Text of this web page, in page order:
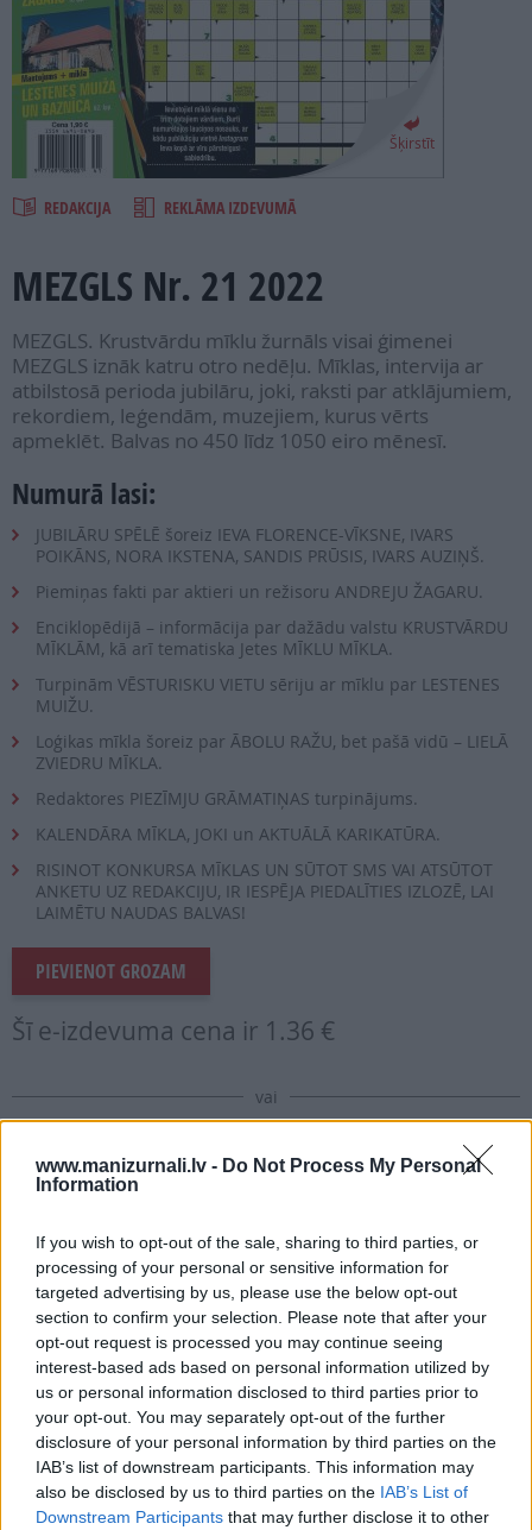
www.manizurnali.lv - Do Not Process My Personal
Information
If you wish to opt-out of the sale, sharing to third parties, or
processing of your personal or sensitive information for
targeted advertising by us, please use the below opt-out
section to confirm your selection. Please note that after your
opt-out request is processed you may continue seeing
interest-based ads based on personal information utilized by
us or personal information disclosed to third parties prior to
your opt-out. You may separately opt-out of the further
disclosure of your personal information by third parties on the
IAB’s list of downstream participants. This information may
also be disclosed by us to third parties on the IAB’s List of
Downstream Participants that may further disclose it to other
SEARCH
Šķirstīt
REDAKCIJA REKLĀMA IZDEVUMĀ
MEZGLS Nr. 21 2022
MEZGLS. Krustvārdu mīklu žurnāls visai ģimenei
MEZGLS iznāk katru otro nedēļu. Mīklas, intervija ar
atbilstosā perioda jubilāru, joki, raksti par atklājumiem,
rekordiem, leģendām, muzejiem, kurus vērts
apmeklēt. Balvas no 450 līdz 1050 eiro mēnesī.
Numurā lasi:
JUBILĀRU SPĒLĒ šoreiz IEVA FLORENCE-VĪKSNE, IVARS
POIKĀNS, NORA IKSTENA, SANDIS PRŪSIS, IVARS AUZIŅŠ.
Piemiņas fakti par aktieri un režisoru ANDREJU ŽAGARU.
Enciklopēdijā – informācija par dažādu valstu KRUSTVĀRDU
MĪKLĀM, kā arī tematiska Jetes MĪKLU MĪKLA.
Turpinām VĒSTURISKU VIETU sēriju ar mīklu par LESTENES
MUIŽU.
Loģikas mīkla šoreiz par ĀBOLU RAŽU, bet pašā vidū – LIELĀ
ZVIEDRU MĪKLA.
Redaktores PIEZĪMJU GRĀMATIŅAS turpinājums.
KALENDĀRA MĪKLA, JOKI un AKTUĀLĀ KARIKATŪRA.
RISINOT KONKURSA MĪKLAS UN SŪTOT SMS VAI ATSŪTOT
ANKETU UZ REDAKCIJU, IR IESPĒJA PIEDALĪTIES IZLOZĒ, LAI
LAIMĒTU NAUDAS BALVAS!
PIEVIENOT GROZAM
Šī e-izdevuma cena ir 1.36 €
vai
Drukāts izdevums
E-izdevums
Abonēšanas perioda sākums:
2026. gada septembris
Mēnešu skaits: